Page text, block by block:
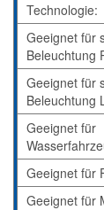
Technologie:
Geeignet für
Beleuchtung
Geeignet für
Beleuchtung
Geeignet für
Geeignet für
Geeignet für